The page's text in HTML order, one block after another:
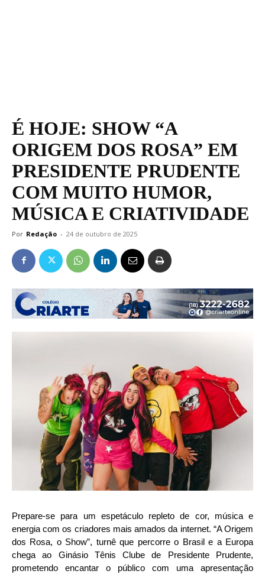
É HOJE: SHOW “A
ORIGEM DOS ROSA” EM
PRESIDENTE PRUDENTE
COM MUITO HUMOR,
MÚSICA E CRIATIVIDADE
Por Redação - 24 de outubro de 2025
Prepare-se para um espetáculo repleto de cor, música e
energia com os criadores mais amados da internet. “A Origem
dos Rosa, o Show”, turnê que percorre o Brasil e a Europa
chega ao Ginásio Tênis Clube de Presidente Prudente,
prometendo encantar o público com uma apresentação